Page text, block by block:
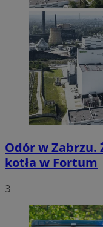
Odór w Zabrzu.
kotła w Fortum
3